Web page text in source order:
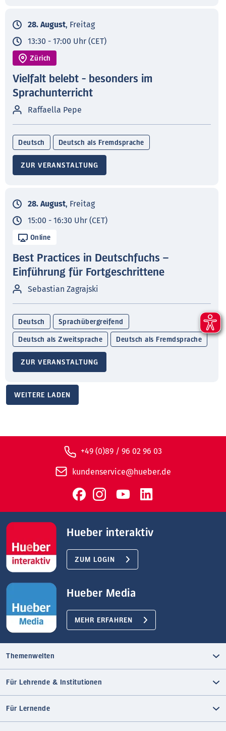
28. August, Freitag
13:30 - 17:00 Uhr (CET)
Zürich
Vielfalt belebt - besonders im
Sprachunterricht
Raffaella Pepe
Deutsch Deutsch als Fremdsprache
ZUR VERANSTALTUNG
28. August, Freitag
15:00 - 16:30 Uhr (CET)
Online
Best Practices in Deutschfuchs –
Einführung für Fortgeschrittene
Sebastian Zagrajski
Deutsch Sprachübergreifend
Deutsch als Zweitsprache Deutsch als Fremdsprache
ZUR VERANSTALTUNG
WEITERE LADEN
+49 (0)89 / 96 02 96 03
kundenservice@hueber.de
Hueber interaktiv
ZUM LOGIN
Hueber Media
MEHR ERFAHREN
Themenwelten
Für Lehrende & Institutionen
Für Lernende